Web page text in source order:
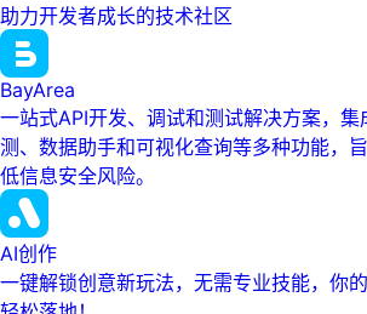
助力开发者成长的技术社区
BayArea
一站式API开发、调试和测试解决方案，
测、数据助手和可视化查询等多种功能，
低信息安全风险。
AI创作
一键解锁创意新玩法，无需专业技能，你